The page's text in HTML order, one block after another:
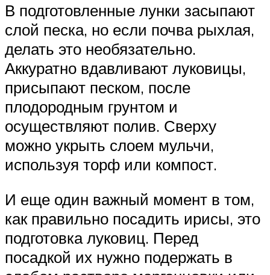
В подготовленные лунки засыпают
слой песка, но если почва рыхлая,
делать это необязательно.
Аккуратно вдавливают луковицы,
присыпают песком, после
плодородным грунтом и
осуществляют полив. Сверху
можно укрыть слоем мульчи,
используя торф или компост.
И еще один важный момент в том,
как правильно посадить ирисы, это
подготовка луковиц. Перед
посадкой их нужно подержать в